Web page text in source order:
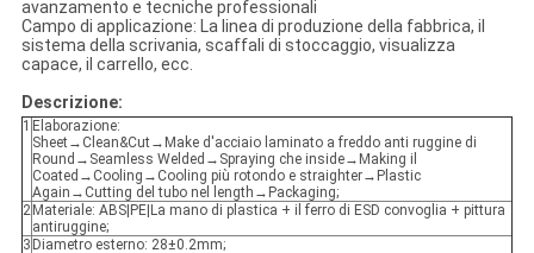
avanzamento e tecniche professionali
Campo di applicazione: La linea di produzione della fabbrica, il
sistema della scrivania, scaffali di stoccaggio, visualizza
capace, il carrello, ecc.
Descrizione:
1 Elaborazione:
Sheet→Clean&Cut→Make d'acciaio laminato a freddo anti ruggine di
Round→Seamless Welded→Spraying che inside→Making il
Coated→Cooling→Cooling più rotondo e straighter→Plastic
Again→Cutting del tubo nel length→Packaging;
2 Materiale: ABS|PE|La mano di plastica + il ferro di ESD convoglia + pittura
antiruggine;
3 Diametro esterno: 28±0.2mm;